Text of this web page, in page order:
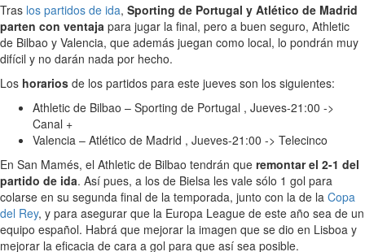
Tras los partidos de ida, Sporting de Portugal y Atlético de Madrid
parten con ventaja para jugar la final, pero a buen seguro, Athletic
de Bilbao y Valencia, que además juegan como local, lo pondrán muy
difícil y no darán nada por hecho.
Los horarios de los partidos para este jueves son los siguientes:
Athletic de Bilbao – Sporting de Portugal , Jueves-21:00 ->
Canal +
Valencia – Atlético de Madrid , Jueves-21:00 -> Telecinco
En San Mamés, el Athletic de Bilbao tendrán que remontar el 2-1 del
partido de ida. Así pues, a los de Bielsa les vale sólo 1 gol para
colarse en su segunda final de la temporada, junto con la de la Copa
del Rey, y para asegurar que la Europa League de este año sea de un
equipo español. Habrá que mejorar la imagen que se dio en Lisboa y
mejorar la eficacia de cara a gol para que así sea posible.